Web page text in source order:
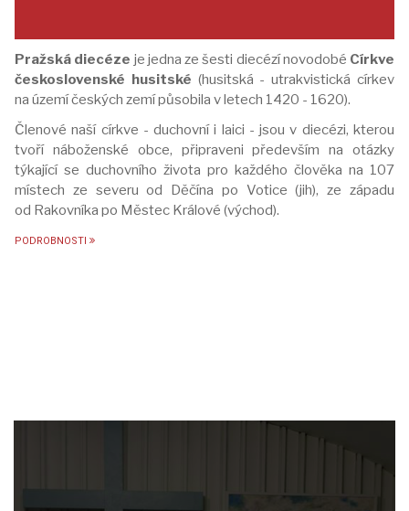
Pražská diecéze je jedna ze šesti diecézí novodobé Církve
československé husitské (husitská - utrakvistická církev
na území českých zemí působila v letech 1420 - 1620).
Členové naší církve - duchovní i laici - jsou v diecézi, kterou
tvoří náboženské obce, připraveni především na otázky
týkající se duchovního života pro každého člověka na 107
místech ze severu od Děčína po Votice (jih), ze západu
od Rakovníka po Městec Králové (východ).
PODROBNOSTI